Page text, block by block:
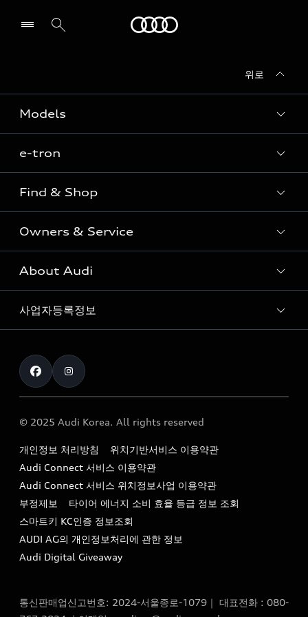
위로
Models
Sedan
SUV
Coupe
S range
e-tron
e-tron
Find & Shop
전시장/AAP 전시장/AS센터
아우디 신차 재고
아우디 모델 비교하기
아우디 공식 인증 중고차
The new Audi A6 Taste Drive 이벤트
Owners & Service
고객안내
Audi Connect
myAudiworld
내비게이션 데이터 다운로드
아우디 영상 매뉴얼
서비스 센터
서비스 프로그램
아우디 e-tron 케어 프로그램
사설수리업체를 위한 권고사항
About Audi
아우디 브랜드
Formula 1
Audi Story
아우디코리아 소식
아우디코리아 소개
아우디 스토리
아우디 브랜드 히스토리
quattro 시스템
사업자등록정보
통신판매업신고번호 : 2024-서울종로-1079
대표자명 : 틸 셰어
딩)
이메일 : audi_m@audi-ccc.co.kr
© 2025 Audi Korea. All rights reserved
개인정보 처리방침
위치기반서비스 이용약관
Audi Connect 서비스 이용약관
Audi Connect 서비스 위치정보사업 이용약관
부정제보
타이어 에너지 소비 효율 등급 정보 조회
스마트키 KC인증 정보조회
AUDI AG의 개인정보처리에 관한 정보
Audi Digital Giveaway
통신판매업신고번호: 2024-서울종로-1079｜ 대표전화 : 080-